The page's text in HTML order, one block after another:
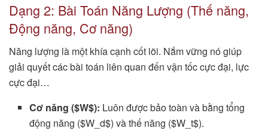
Dạng 2: Bài Toán Năng Lượng (Thế năng,
Động năng, Cơ năng)
Năng lượng là một khía cạnh cốt lõi. Nắm vững nó giúp
giải quyết các bài toán liên quan đến vận tốc cực đại, lực
cực đại…
Cơ năng ($W$): Luôn được bảo toàn và bằng tổng
động năng ($W_d$) và thế năng ($W_t$).